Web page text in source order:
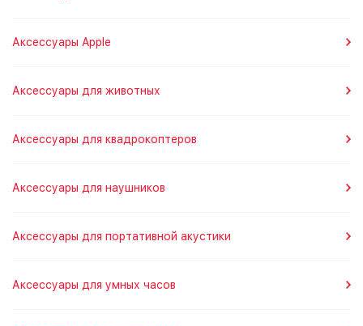
Аксессуары Apple
Аксессуары для животных
Аксессуары для квадрокоптеров
Аксессуары для наушников
Аксессуары для портативной акустики
Аксессуары для умных часов